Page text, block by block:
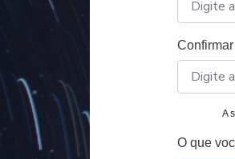
A
O que